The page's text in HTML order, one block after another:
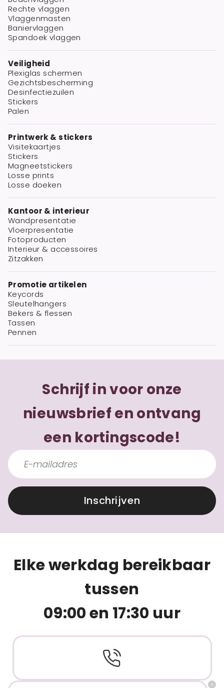
Rechte vlaggen
Vlaggenmasten
Baniervlaggen
Spandoek vlaggen
Veiligheid
Plexiglas schermen
Gezichtsbescherming
Desinfectiezuilen
Stickers
Palen
Printwerk & stickers
Visitekaartjes
Stickers
Magneetstickers
Losse prints
Losse doeken
Kantoor & interieur
Wandpresentatie
Vloerpresentatie
Fotoproducten
Interieur & accessoires
Zitzakken
Promotie artikelen
Keycords
Sleutelhangers
Bekers & flessen
Tassen
Pennen
Schrijf in voor onze
nieuwsbrief en ontvang
een kortingscode!
Inschrijven
Elke werkdag bereikbaar
tussen
09:00 en 17:30 uur